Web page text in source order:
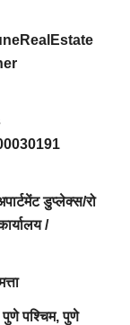
डुप्लेक्स/रो
/
पुणे पश्चिम, पुणे